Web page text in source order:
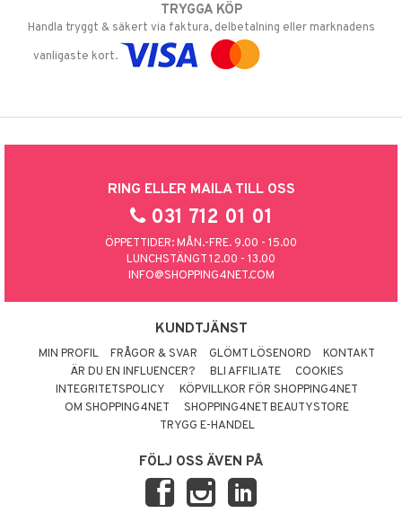
TRYGGA KÖP
Handla tryggt & säkert via faktura, delbetalning eller marknadens
vanligaste kort.
RING ELLER MAILA TILL OSS
031 712 01 01
ÖPPETTIDER: MÅN.-FRE. 9.00 - 15.00
LUNCHSTÄNGT 12.00 - 13.00
INFO@SHOPPING4NET.COM
KUNDTJÄNST
MIN PROFIL FRÅGOR & SVAR GLÖMT LÖSENORD
KONTAKT
ÄR DU EN INFLUENCER?
BLI AFFILIATE
COOKIES
INTEGRITETSPOLICY
KÖPVILLKOR FÖR SHOPPING4NET
OM SHOPPING4NET
SHOPPING4NET BEAUTYSTORE
TRYGG E-HANDEL
FÖLJ OSS ÄVEN PÅ